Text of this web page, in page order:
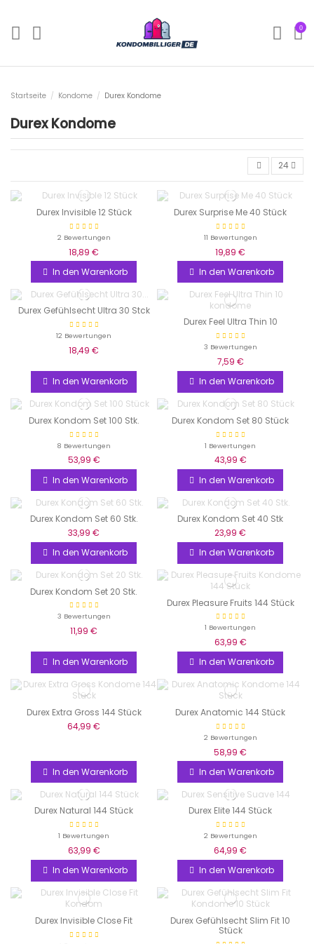
0
Startseite Kondome Durex Kondome
Durex Kondome
24
Durex Invisible 12 Stück
2 Bewertungen
18,89 €
In den Warenkorb
Durex Surprise Me 40 Stück
11 Bewertungen
19,89 €
In den Warenkorb
Durex Gefühlsecht Ultra 30 Stck
12 Bewertungen
18,49 €
In den Warenkorb
Durex Feel Ultra Thin 10
3 Bewertungen
7,59 €
In den Warenkorb
Durex Kondom Set 100 Stk.
8 Bewertungen
53,99 €
In den Warenkorb
Durex Kondom Set 80 Stück
1 Bewertungen
43,99 €
In den Warenkorb
Durex Kondom Set 60 Stk.
33,99 €
In den Warenkorb
Durex Kondom Set 40 Stk
23,99 €
In den Warenkorb
Durex Kondom Set 20 Stk.
3 Bewertungen
11,99 €
In den Warenkorb
Durex Pleasure Fruits 144 Stück
1 Bewertungen
63,99 €
In den Warenkorb
Durex Extra Gross 144 Stück
64,99 €
In den Warenkorb
Durex Anatomic 144 Stück
2 Bewertungen
58,99 €
In den Warenkorb
Durex Natural 144 Stück
1 Bewertungen
63,99 €
In den Warenkorb
Durex Elite 144 Stück
2 Bewertungen
64,99 €
In den Warenkorb
Durex Invisible Close Fit
Durex Gefühlsecht Slim Fit 10
Stück